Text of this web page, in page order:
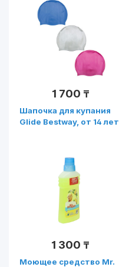
1 700 ₸
Шапочка для купания
Glide Bestway, от 14 лет
1 300 ₸
Моющее средство Mr.